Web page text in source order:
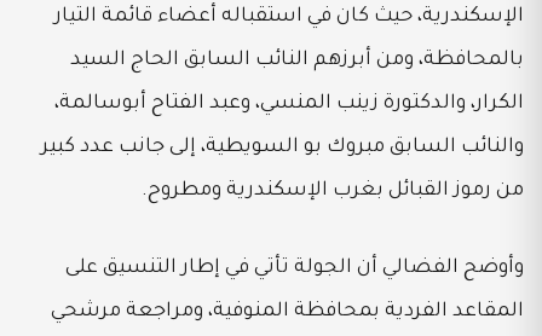
الإسكندرية، حيث كان في استقباله أعضاء قائمة التيار
بالمحافظة، ومن أبرزهم النائب السابق الحاج السيد
الكرار، والدكتورة زينب المنسي، وعبد الفتاح أبوسالمة،
والنائب السابق مبروك بو السويطية، إلى جانب عدد كبير
من رموز القبائل بغرب الإسكندرية ومطروح.
وأوضح الفضالي أن الجولة تأتي في إطار التنسيق على
المقاعد الفردية بمحافظة المنوفية، ومراجعة مرشحي